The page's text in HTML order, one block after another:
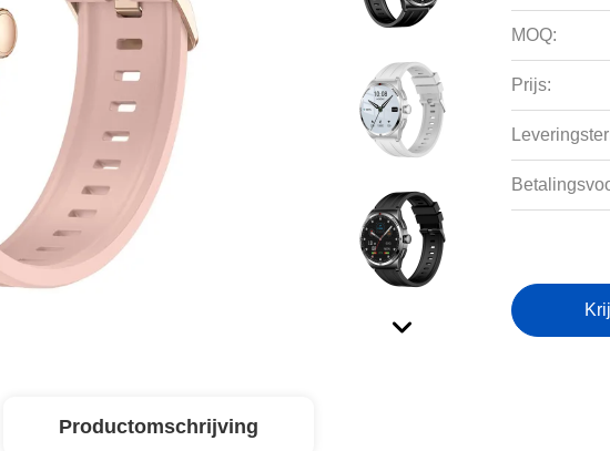
MOQ:
Prijs:
Productomschrijving